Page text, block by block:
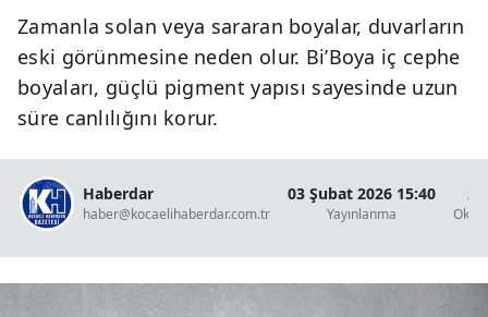
Zamanla solan veya sararan boyalar, duvarların
eski görünmesine neden olur. Bi’Boya iç cephe
boyaları, güçlü pigment yapısı sayesinde uzun
süre canlılığını korur.
Haberdar
haber@kocaelihaberdar.com.tr
03 Şubat 2026 15:40
Yayınlanma
2